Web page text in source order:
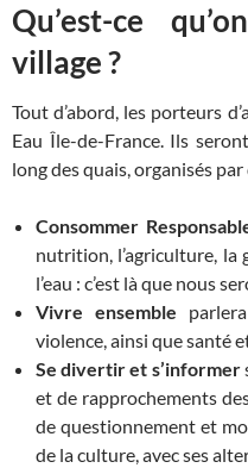
Qu’est-ce
village ?
Tout d’abord, les porteurs
Eau Île-de-France. Ils
long des quais, organisés
Consommer
nutrition, l’agriculture,
l’eau : c’est là que nous
Vivre ensemble
violence, ainsi que santé
Se divertir et s’informer
et de rapprochements
de questionnement et
de la culture, avec ses